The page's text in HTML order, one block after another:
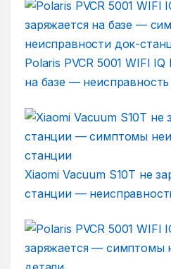
Polaris PVCR 5001 WIFI
на базе —
Xiaomi Vacuum S10T не
станции —